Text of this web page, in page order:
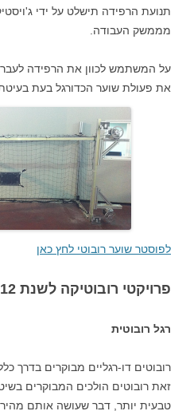
תנועת הרפידה תישלט על ידי
מממשק העבודה.
על המשתמש לכוון את הרפידה
את פעולת שוער הכדורגל בעת
לפוסטר שוער רובוטי לחץ כאן
פרויקטי רובוטיקה לשנת 2012
רגל רובוטית
רובוטים דו-רגליים מבוקרים בדרך
זאת רובוטים הולכים המבוקרים
טבעית יותר, דבר שעושה אותם